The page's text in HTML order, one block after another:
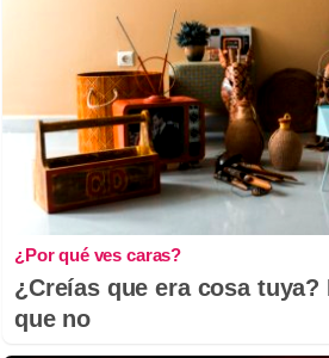
¿Por qué ves caras?
¿Creías que era cosa
que no